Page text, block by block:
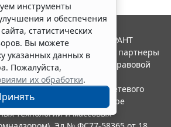
инструменты
и обеспечения
статистических
Вы можете
указанных данных в
Пожалуйста,
их обработки.
2026. Система ГАРАНТ
Компания "Гарант" и ее партнеры
Российской ассоциации правовой
в качестве сетевого
службой по надзору в сфере
технологий и массовых